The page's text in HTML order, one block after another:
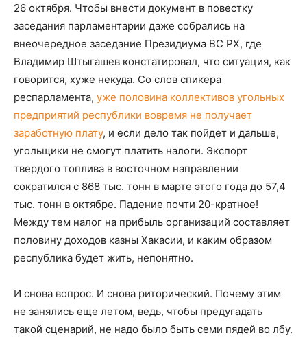
26 октября. Чтобы внести документ в повестку
заседания парламентарии даже собрались на
внеочередное заседание Президиума ВС РХ, где
Владимир Штыгашев констатировал, что ситуация, как
говорится, хуже некуда. Со слов спикера
респарламента, уже половина коллективов угольных
предприятий республики вовремя не получает
заработную плату, и если дело так пойдет и дальше,
угольщики не смогут платить налоги. Экспорт
твердого топлива в восточном направлении
сократился с 868 тыс. тонн в марте этого года до 57,4
тыс. тонн в октябре. Падение почти 20-кратное!
Между тем налог на прибыль организаций составляет
половину доходов казны Хакасии, и каким образом
республика будет жить, непонятно.
И снова вопрос. И снова риторический. Почему этим
не занялись еще летом, ведь, чтобы предугадать
такой сценарий, не надо было быть семи пядей во лбу.